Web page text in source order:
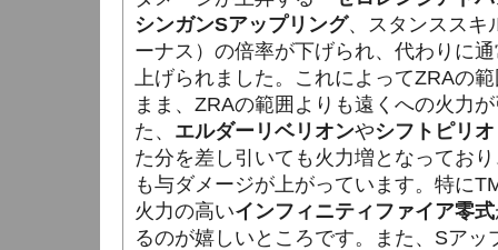
シンガンSアップリング、スタンススキ
ーナス）の倍率が下げられ、代わりに
上げられました。これによってZRAの
まま、ZRAの範囲よりも遠くへの火力
た、 エルダーリベリオンやシフトピリ
た分を差し引いても火力増となってお
も与ダメージが上がっています。特に
火力の高いインフィニティファイア零式
るのが嬉しいところです。また、Sアッ